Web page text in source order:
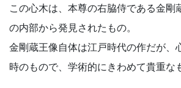
この心木は、本尊の右脇侍である金剛
の内部から発見されたもの。
金剛蔵王像自体は江戸時代の作だが、
時のもので、学術的にきわめて貴重な